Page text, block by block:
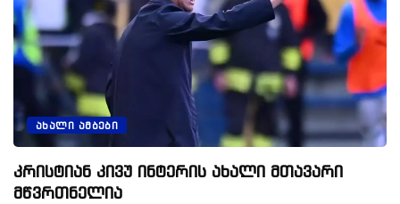
ᲐᲮᲐᲚᲘ ᲐᲛᲑᲔᲑᲘ
კრისტიან კივუ ინტერის ახალი მთავარი
მწვრთნელია